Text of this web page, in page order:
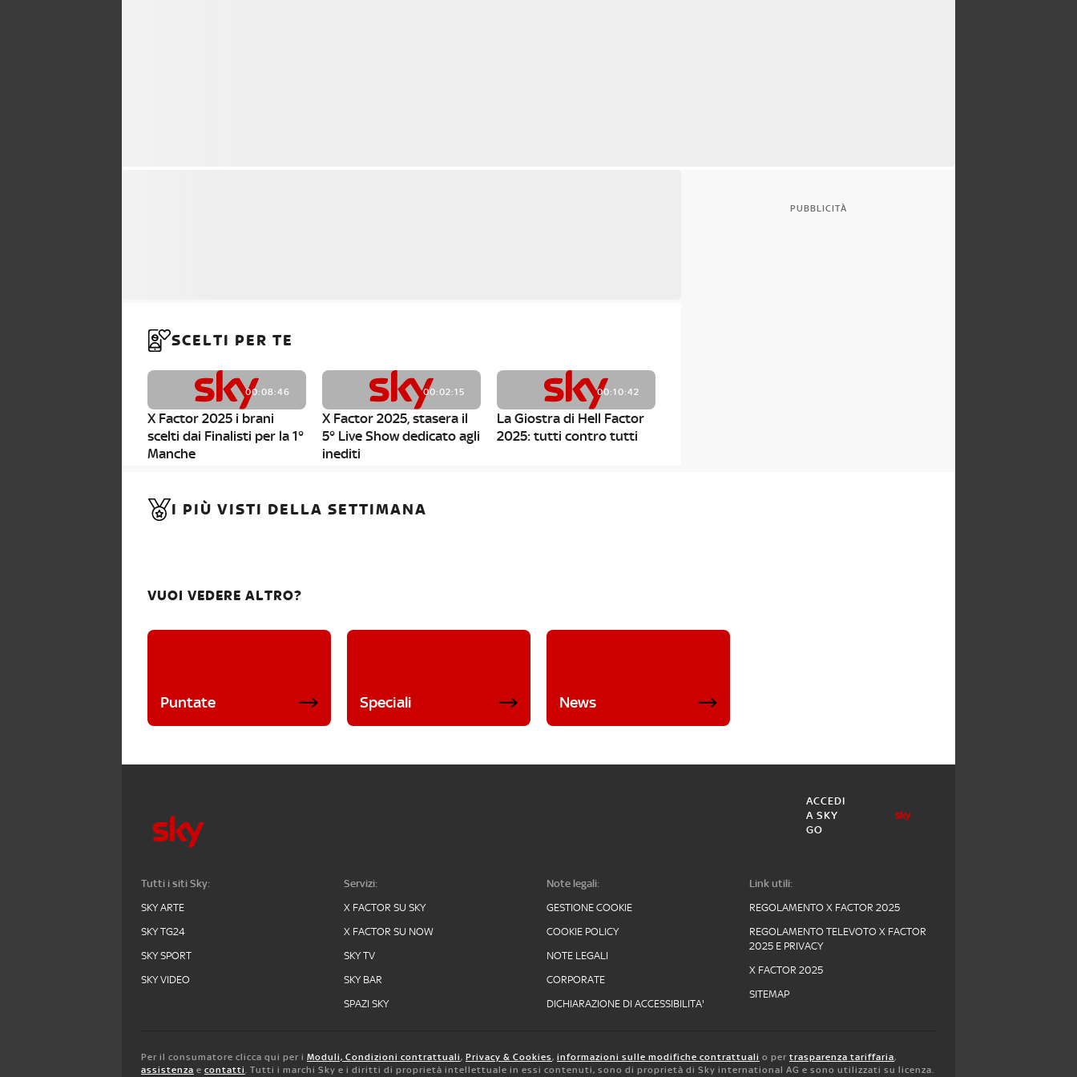
SCELTI PER TE
00:08:46
X Factor 2025 i brani
scelti dai Finalisti per la 1°
Manche
00:02:15
X Factor 2025, stasera il
5° Live Show dedicato agli
inediti
00:10:42
La Giostra di Hell Factor
2025: tutti contro tutti
PUBBLICITÀ
I PIÙ VISTI DELLA SETTIMANA
VUOI VEDERE ALTRO?
Puntate Speciali News
ACCEDI
A SKY
GO
Tutti i siti Sky:
SKY ARTE
SKY TG24
SKY SPORT
SKY VIDEO
Servizi:
X FACTOR SU SKY
X FACTOR SU NOW
SKY TV
SKY BAR
SPAZI SKY
Note legali:
GESTIONE COOKIE
COOKIE POLICY
NOTE LEGALI
CORPORATE
DICHIARAZIONE DI ACCESSIBILITA'
Link utili:
REGOLAMENTO X FACTOR 2025
REGOLAMENTO TELEVOTO X FACTOR
2025 E PRIVACY
X FACTOR 2025
SITEMAP
Per il consumatore clicca qui per i Moduli, Condizioni contrattuali, Privacy & Cookies, informazioni sulle modifiche contrattuali o per trasparenza tariffaria,
assistenza e contatti. Tutti i marchi Sky e i diritti di proprietà intellettuale in essi contenuti, sono di proprietà di Sky international AG e sono utilizzati su licenza.